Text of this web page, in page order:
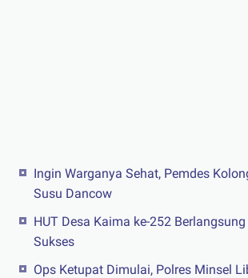
Ingin Warganya Sehat, Pemdes
Susu Dancow
HUT Desa Kaima ke-252
Sukses
Ops Ketupat Dimulai, Polres Minsel